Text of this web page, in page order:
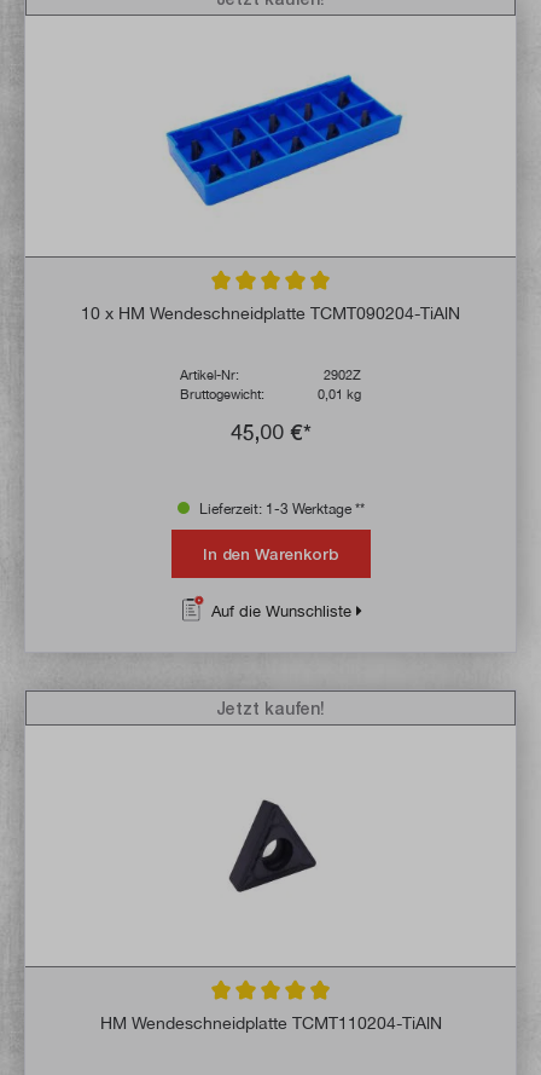
Durchschnittliche Bewertung von 5 von 5
10 x HM Wendeschneidplatte TCMT090204-TiAlN
Artikel-Nr:
2902Z
Bruttogewicht:
0,01 kg
45,00 €*
Lieferzeit: 1-3 Werktage **
In den Warenkorb
Auf die Wunschliste
Durchschnittliche Bewertung von 4.9 von
HM Wendeschneidplatte TCMT110204-TiAlN
Jetzt kaufen!